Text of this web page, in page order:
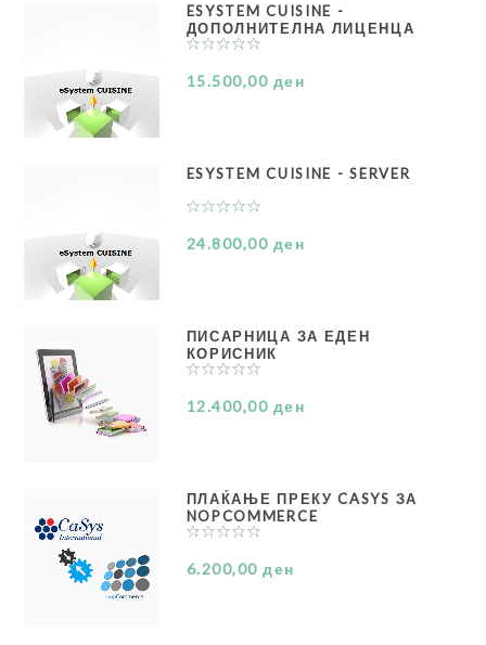
ESYSTEM CUISINE -
ДОПОЛНИТЕЛНА ЛИЦЕНЦА
15.500,00 ден
ESYSTEM CUISINE - SERVER
24.800,00 ден
ПИСАРНИЦА ЗА ЕДЕН
КОРИСНИК
12.400,00 ден
ПЛАЌАЊЕ ПРЕКУ CASYS ЗА
NOPCOMMERCE
6.200,00 ден